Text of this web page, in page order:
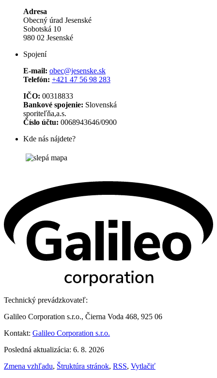
Adresa
Obecný úrad Jesenské
Sobotská 10
980 02 Jesenské
Spojení
E-mail: obec@jesenske.sk
Telefón: +421 47 56 98 283
IČO: 00318833
Bankové spojenie: Slovenská
sporiteľňa,a.s.
Číslo účtu: 0068943646/0900
Kde nás nájdete?
Technický prevádzkovateľ:
Galileo Corporation s.r.o., Čierna Voda 468, 925 06
Kontakt: Galileo Corporation s.r.o.
Posledná aktualizácia: 6. 8. 2026
Zmena vzhľadu, Štruktúra stránok, RSS, Vytlačiť